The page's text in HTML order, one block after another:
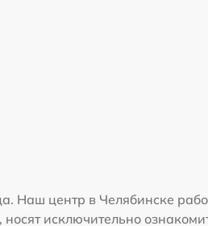
Наш центр в Челябинске
исключительно